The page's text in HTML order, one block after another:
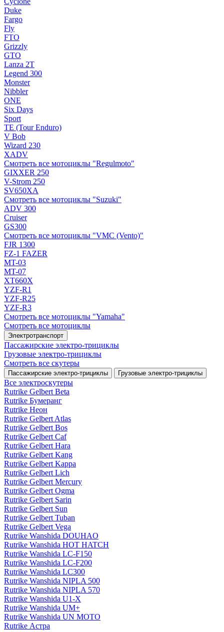
Duke
Fargo
Fly
FTO
Grizzly
GTO
Lanza 2T
Legend 300
Monster
Nibbler
ONE
Six Days
Sport
TE (Tour Enduro)
V Bob
Wizard 230
XADV
Смотреть все мотоциклы "Regulmoto"
GIXXER 250
V-Strom 250
SV650XA
Смотреть все мотоциклы "Suzuki"
ADV 300
Cruiser
GS300
Смотреть все мотоциклы "VMC (Vento)"
FJR 1300
FZ-1 FAZER
MT-03
MT-07
XT660X
YZF-R1
YZF-R25
YZF-R3
Смотреть все мотоциклы "Yamaha"
Смотреть все мотоциклы
Электротранспорт
Пассажирские электро‑трициклы
Грузовые электро‑трициклы
Смотреть все скутеры
Пассажирские электро‑трициклы Грузовые электро‑трициклы
Все электро­скутеры
Rutrike Gelbert Beta
Rutrike Бумеранг
Rutrike Неон
Rutrike Gelbert Atlas
Rutrike Gelbert Bos
Rutrike Gelbert Caf
Rutrike Gelbert Hara
Rutrike Gelbert Kang
Rutrike Gelbert Kappa
Rutrike Gelbert Lich
Rutrike Gelbert Mercury
Rutrike Gelbert Ogma
Rutrike Gelbert Sarin
Rutrike Gelbert Sun
Rutrike Gelbert Tuban
Rutrike Gelbert Vega
Rutrike Wanshida DOUHAO
Rutrike Wanshida HOT HATCH
Rutrike Wanshida LC-F150
Rutrike Wanshida LC-F200
Rutrike Wanshida LC300
Rutrike Wanshida NIPLA 500
Rutrike Wanshida NIPLA 570
Rutrike Wanshida U1-X
Rutrike Wanshida UM+
Rutrike Wanshida UN MOTO
Rutrike Астра